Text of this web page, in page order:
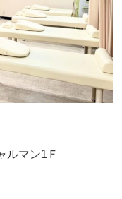
ルマン1Ｆ